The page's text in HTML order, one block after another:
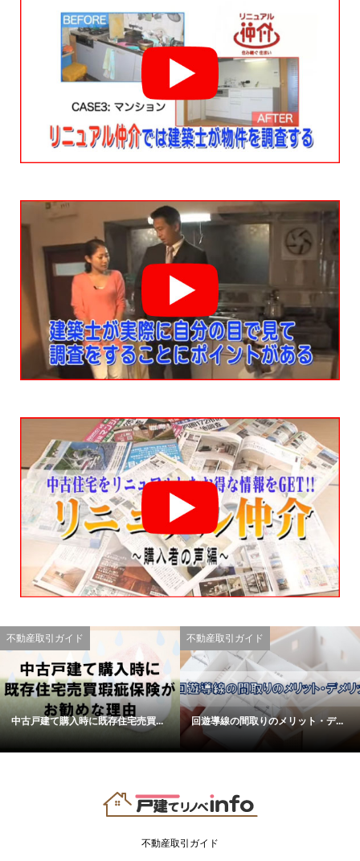
不動産取引ガイド
中古戸建て購入時に既存住宅売買...
不動産取引ガイド
回遊導線の間取りのメリット・デ...
不動産取引ガイド